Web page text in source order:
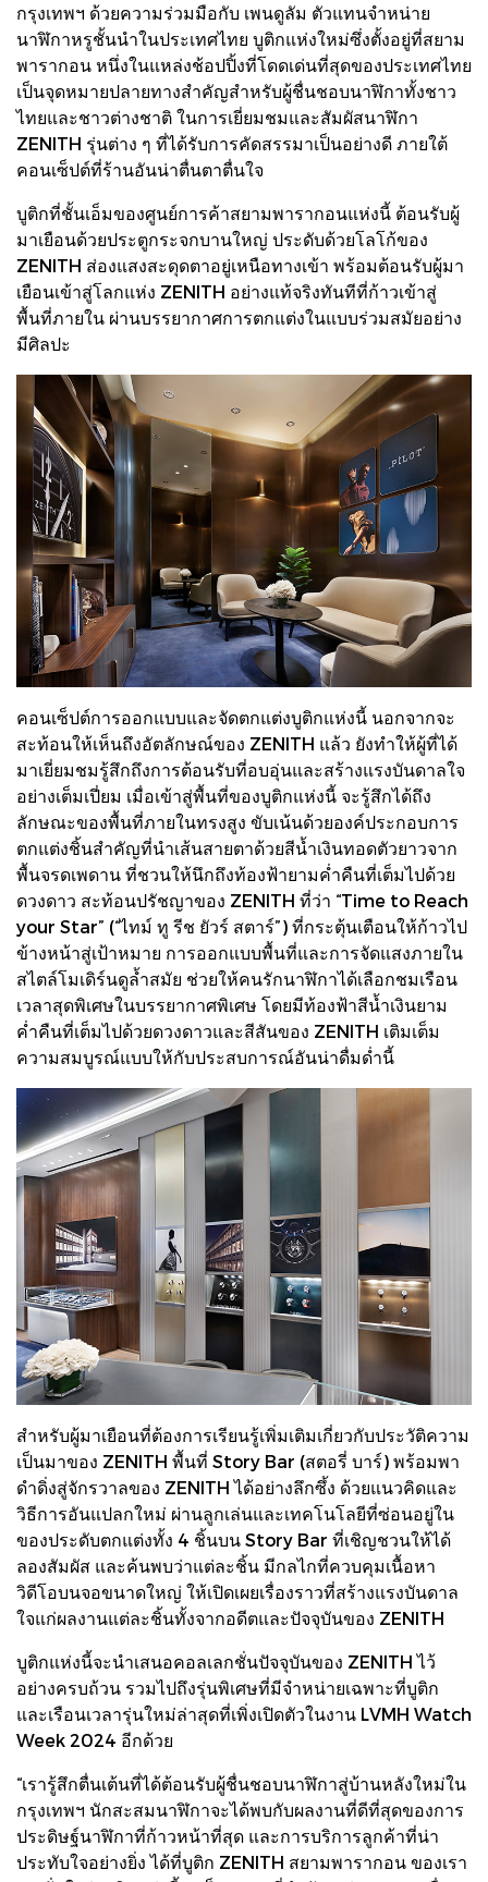
กรุงเทพฯ ด้วยความร่วมมือกับ เพนดูลัม ตัวแทนจำหน่าย
นาฬิกาหรูชั้นนำในประเทศไทย บูติกแห่งใหม่ซึ่งตั้งอยู่ที่สยาม
พารากอน หนึ่งในแหล่งช้อปปิ้งที่โดดเด่นที่สุดของประเทศไทย
เป็นจุดหมายปลายทางสำคัญสำหรับผู้ชื่นชอบนาฬิกาทั้งชาว
ไทยและชาวต่างชาติ ในการเยี่ยมชมและสัมผัสนาฬิกา
ZENITH รุ่นต่าง ๆ ที่ได้รับการคัดสรรมาเป็นอย่างดี ภายใต้
คอนเซ็ปต์ที่ร้านอันน่าตื่นตาตื่นใจ
บูติกที่ชั้นเอ็มของศูนย์การค้าสยามพารากอนแห่งนี้ ต้อนรับผู้
มาเยือนด้วยประตูกระจกบานใหญ่ ประดับด้วยโลโก้ของ
ZENITH ส่องแสงสะดุดตาอยู่เหนือทางเข้า พร้อมต้อนรับผู้มา
เยือนเข้าสู่โลกแห่ง ZENITH อย่างแท้จริงทันทีที่ก้าวเข้าสู่
พื้นที่ภายใน ผ่านบรรยากาศการตกแต่งในแบบร่วมสมัยอย่าง
มีศิลปะ
คอนเซ็ปต์การออกแบบและจัดตกแต่งบูติกแห่งนี้ นอกจากจะ
สะท้อนให้เห็นถึงอัตลักษณ์ของ ZENITH แล้ว ยังทำให้ผู้ที่ได้
มาเยี่ยมชมรู้สึกถึงการต้อนรับที่อบอุ่นและสร้างแรงบันดาลใจ
อย่างเต็มเปี่ยม เมื่อเข้าสู่พื้นที่ของบูติกแห่งนี้ จะรู้สึกได้ถึง
ลักษณะของพื้นที่ภายในทรงสูง ขับเน้นด้วยองค์ประกอบการ
ตกแต่งชิ้นสำคัญที่นำเส้นสายตาด้วยสีน้ำเงินทอดตัวยาวจาก
พื้นจรดเพดาน ที่ชวนให้นึกถึงท้องฟ้ายามค่ำคืนที่เต็มไปด้วย
ดวงดาว สะท้อนปรัชญาของ ZENITH ที่ว่า “Time to Reach
your Star” (“ไทม์ ทู รีช ยัวร์ สตาร์”) ที่กระตุ้นเตือนให้ก้าวไป
ข้างหน้าสู่เป้าหมาย การออกแบบพื้นที่และการจัดแสงภายใน
สไตล์โมเดิร์นดูล้ำสมัย ช่วยให้คนรักนาฬิกาได้เลือกชมเรือน
เวลาสุดพิเศษในบรรยากาศพิเศษ โดยมีท้องฟ้าสีน้ำเงินยาม
ค่ำคืนที่เต็มไปด้วยดวงดาวและสีสันของ ZENITH เติมเต็ม
ความสมบูรณ์แบบให้กับประสบการณ์อันน่าดื่มด่ำนี้
สำหรับผู้มาเยือนที่ต้องการเรียนรู้เพิ่มเติมเกี่ยวกับประวัติความ
เป็นมาของ ZENITH พื้นที่ Story Bar (สตอรี่ บาร์) พร้อมพา
ดำดิ่งสู่จักรวาลของ ZENITH ได้อย่างลึกซึ้ง ด้วยแนวคิดและ
วิธีการอันแปลกใหม่ ผ่านลูกเล่นและเทคโนโลยีที่ซ่อนอยู่ใน
ของประดับตกแต่งทั้ง 4 ชิ้นบน Story Bar ที่เชิญชวนให้ได้
ลองสัมผัส และค้นพบว่าแต่ละชิ้น มีกลไกที่ควบคุมเนื้อหา
วิดีโอบนจอขนาดใหญ่ ให้เปิดเผยเรื่องราวที่สร้างแรงบันดาล
ใจแก่ผลงานแต่ละชิ้นทั้งจากอดีตและปัจจุบันของ ZENITH
บูติกแห่งนี้จะนำเสนอคอลเลกชั่นปัจจุบันของ ZENITH ไว้
อย่างครบถ้วน รวมไปถึงรุ่นพิเศษที่มีจำหน่ายเฉพาะที่บูติก
และเรือนเวลารุ่นใหม่ล่าสุดที่เพิ่งเปิดตัวในงาน LVMH Watch
Week 2024 อีกด้วย
“เรารู้สึกตื่นเต้นที่ได้ต้อนรับผู้ชื่นชอบนาฬิกาสู่บ้านหลังใหม่ใน
กรุงเทพฯ นักสะสมนาฬิกาจะได้พบกับผลงานที่ดีที่สุดของการ
ประดิษฐ์นาฬิกาที่ก้าวหน้าที่สุด และการบริการลูกค้าที่น่า
ประทับใจอย่างยิ่ง ได้ที่บูติก ZENITH สยามพารากอน ของเรา